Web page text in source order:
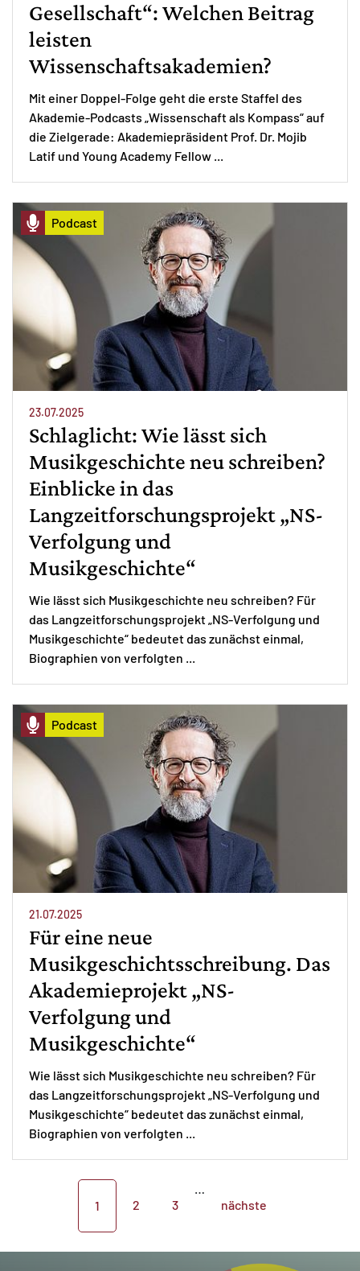
Gesellschaft“: Welchen Beitrag
leisten
Wissenschaftsakademien?
Mit einer Doppel-Folge geht die erste Staffel des
Akademie-Podcasts „Wissenschaft als Kompass“ auf
die Zielgerade: Akademiepräsident Prof. Dr. Mojib
Latif und Young Academy Fellow ...
Podcast
23.07.2025
Schlaglicht: Wie lässt sich
Musikgeschichte neu schreiben?
Einblicke in das
Langzeitforschungsprojekt „NS-
Verfolgung und
Musikgeschichte“
Wie lässt sich Musikgeschichte neu schreiben? Für
das Langzeitforschungsprojekt „NS-Verfolgung und
Musikgeschichte“ bedeutet das zunächst einmal,
Biographien von verfolgten ...
Podcast
21.07.2025
Für eine neue
Musikgeschichtsschreibung. Das
Akademieprojekt „NS-
Verfolgung und
Musikgeschichte“
Wie lässt sich Musikgeschichte neu schreiben? Für
das Langzeitforschungsprojekt „NS-Verfolgung und
Musikgeschichte“ bedeutet das zunächst einmal,
Biographien von verfolgten ...
1 2 3
…
nächste